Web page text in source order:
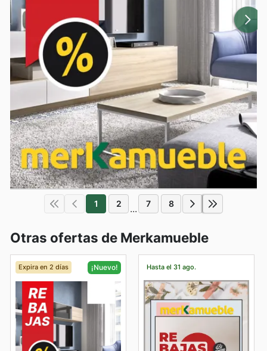
1 2 ... 7 8
Otras ofertas de Merkamueble
Expira en 2 días ¡Nuevo! Hasta el 31 ago.